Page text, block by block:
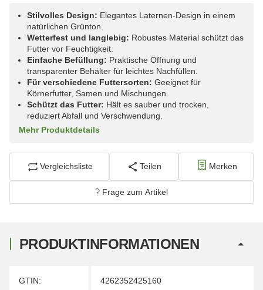
Stilvolles Design: Elegantes Laternen-Design in einem
natürlichen Grünton.
Wetterfest und langlebig: Robustes Material schützt das
Futter vor Feuchtigkeit.
Einfache Befüllung: Praktische Öffnung und
transparenter Behälter für leichtes Nachfüllen.
Für verschiedene Futtersorten: Geeignet für
Körnerfutter, Samen und Mischungen.
Schützt das Futter: Hält es sauber und trocken,
reduziert Abfall und Verschwendung.
Mehr Produktdetails
Vergleichsliste Teilen Merken
Frage zum Artikel
PRODUKTINFORMATIONEN
Produkteigenschaft
Wert
GTIN: 4262352425160